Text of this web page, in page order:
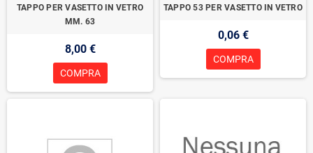
TAPPO PER VASETTO IN VETRO
MM. 63
8,00 €
COMPRA
TAPPO 53 PER VASETTO IN VETRO
0,06 €
COMPRA